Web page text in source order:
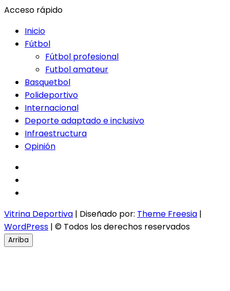
Acceso rápido
Inicio
Fútbol
Fútbol profesional
Futbol amateur
Basquetbol
Polideportivo
Internacional
Deporte adaptado e inclusivo
Infraestructura
Opinión
Vitrina Deportiva | Diseñado por: Theme Freesia |
WordPress | © Todos los derechos reservados
Arriba